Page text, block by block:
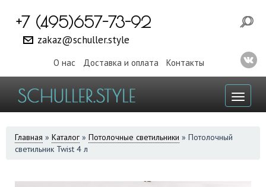
+7 (495)657-73-92
zakaz@schuller.style
О нас Доставка и оплата Контакты
ВЫ
ЗДЕСЬ
Главная » Каталог » Потолочные светильники » Потолочный
светильник Twist 4 л